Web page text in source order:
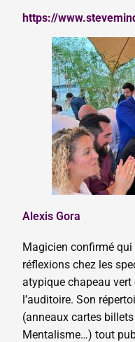
https://
Alexis Gora
Magicien confirmé
réflexions chez les
atypique chapeau
l’auditoire. Son
(anneaux cartes
Mentalisme…) tout